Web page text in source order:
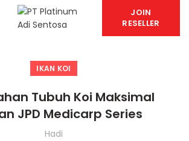
JOIN
RESELLER
IKAN KOI
Tubuh Koi Maksimal
JPD Medicarp Series
Hadi